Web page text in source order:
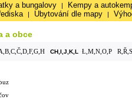
a bungalovy | Kempy a
| Ubytování dle mapy |
a obce
CH,I,J,K,L Ł,M,N,O,P